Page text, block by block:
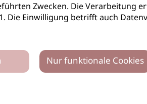
Zwecken. Die Verarbeitung
Die Einwilligung betrifft auch
Nur funktionale Cookies